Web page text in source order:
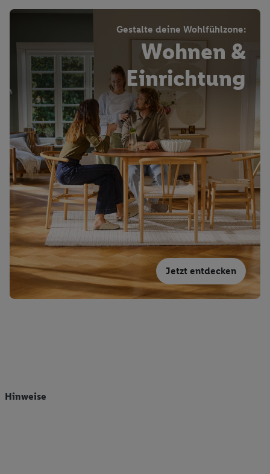
Gestalte deine Wohlfühlzone:
Wohnen &
Einrichtung
Jetzt entdecken
Hinweise